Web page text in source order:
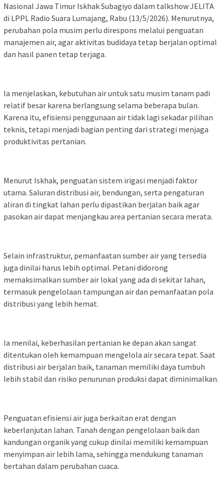
Nasional Jawa Timur Iskhak Subagiyo dalam talkshow JELITA
di LPPL Radio Suara Lumajang, Rabu (13/5/2026). Menurutnya,
perubahan pola musim perlu direspons melalui penguatan
manajemen air, agar aktivitas budidaya tetap berjalan optimal
dan hasil panen tetap terjaga.
Ia menjelaskan, kebutuhan air untuk satu musim tanam padi
relatif besar karena berlangsung selama beberapa bulan.
Karena itu, efisiensi penggunaan air tidak lagi sekadar pilihan
teknis, tetapi menjadi bagian penting dari strategi menjaga
produktivitas pertanian.
Menurut Iskhak, penguatan sistem irigasi menjadi faktor
utama. Saluran distribusi air, bendungan, serta pengaturan
aliran di tingkat lahan perlu dipastikan berjalan baik agar
pasokan air dapat menjangkau area pertanian secara merata.
Selain infrastruktur, pemanfaatan sumber air yang tersedia
juga dinilai harus lebih optimal. Petani didorong
memaksimalkan sumber air lokal yang ada di sekitar lahan,
termasuk pengelolaan tampungan air dan pemanfaatan pola
distribusi yang lebih hemat.
Ia menilai, keberhasilan pertanian ke depan akan sangat
ditentukan oleh kemampuan mengelola air secara tepat. Saat
distribusi air berjalan baik, tanaman memiliki daya tumbuh
lebih stabil dan risiko penurunan produksi dapat diminimalkan.
Penguatan efisiensi air juga berkaitan erat dengan
keberlanjutan lahan. Tanah dengan pengelolaan baik dan
kandungan organik yang cukup dinilai memiliki kemampuan
menyimpan air lebih lama, sehingga mendukung tanaman
bertahan dalam perubahan cuaca.